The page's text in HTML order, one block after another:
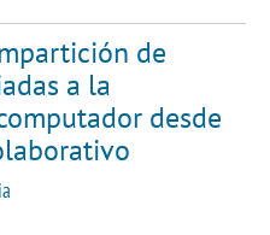
de
a la
desde